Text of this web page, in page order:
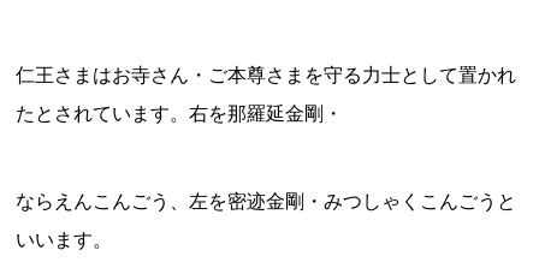
仁王さまはお寺さん・ご本尊さまを守る力士として置かれ
たとされています。右を那羅延金剛・
ならえんこんごう、左を密迹金剛・みつしゃくこんごうと
いいます。